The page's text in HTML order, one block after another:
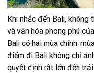
Khi nhắc đến Bali, không
và văn hóa phong phú
Bali có hai mùa chính:
điểm đi Bali không chỉ
quyết định rất lớn đến